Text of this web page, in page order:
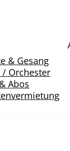
& Gesang
/ Orchester
Abos